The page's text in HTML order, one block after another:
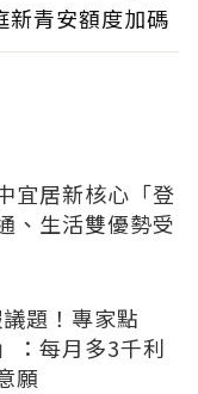
新青安額度加碼
宜居新核心「登
、生活雙優勢受
題！專家點
：每月多3千利
願